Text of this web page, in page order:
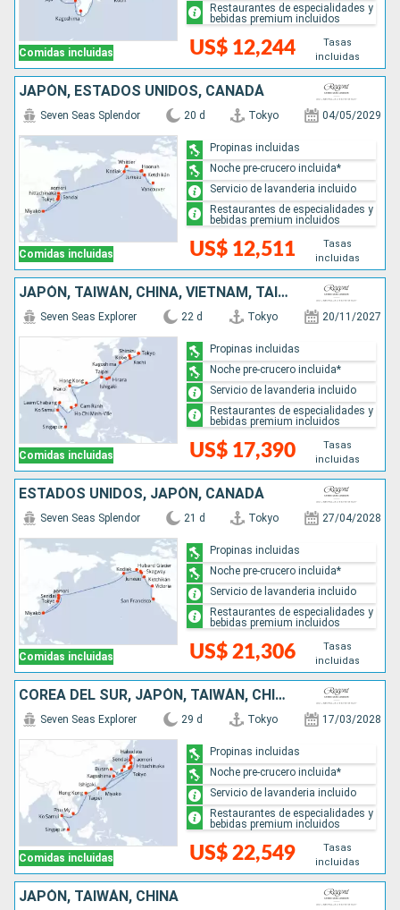
Comidas incluidas US$ 12,244
Tasas
incluidas
Restaurantes de especialidades y
bebidas premium incluidos
JAPÓN, ESTADOS UNIDOS, CANADÁ
Comidas incluidas
Seven Seas Splendor 20 d Tokyo 04/05/2029
US$ 12,511
Tasas
incluidas
Propinas incluidas
Noche pre-crucero incluida*
Servicio de lavanderia incluido
Restaurantes de especialidades y
bebidas premium incluidos
JAPÓN, TAIWÁN, CHINA, VIETNAM, TAILANDIA, SINGAPUR
Comidas incluidas
Seven Seas Explorer 22 d Tokyo 20/11/2027
US$ 17,390
Tasas
incluidas
Propinas incluidas
Noche pre-crucero incluida*
Servicio de lavanderia incluido
Restaurantes de especialidades y
bebidas premium incluidos
ESTADOS UNIDOS, JAPÓN, CANADÁ
Comidas incluidas
Seven Seas Splendor 21 d Tokyo 27/04/2028
US$ 21,306
Tasas
incluidas
Propinas incluidas
Noche pre-crucero incluida*
Servicio de lavanderia incluido
Restaurantes de especialidades y
bebidas premium incluidos
COREA DEL SUR, JAPÓN, TAIWÁN, CHINA, VIETNAM, TAILANDIA, SINGAPUR
Comidas incluidas
Seven Seas Explorer 29 d Tokyo 17/03/2028
US$ 22,549
Tasas
incluidas
Propinas incluidas
Noche pre-crucero incluida*
Servicio de lavanderia incluido
Restaurantes de especialidades y
bebidas premium incluidos
JAPÓN, TAIWÁN, CHINA